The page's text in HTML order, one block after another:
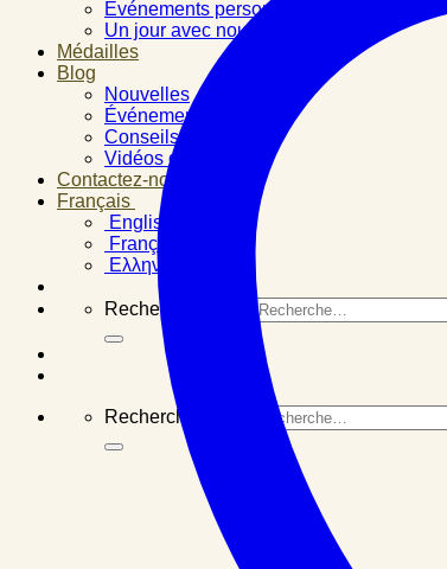
Événements personnels
Un jour avec nous
Médailles
Blog
Nouvelles
Événements
Conseils santé
Vidéos d’expertise
Contactez-nous
Français
English
Français
Ελληνικά
Recherche pour :
Recherche pour :